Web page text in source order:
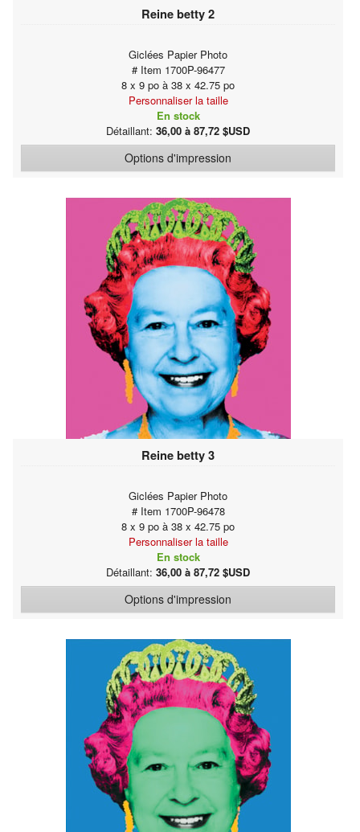
Reine betty 2
Giclées Papier Photo
# Item 1700P-96477
8 x 9 po à 38 x 42.75 po
Personnaliser la taille
En stock
Détaillant: 36,00 à 87,72 $USD
Options d'impression
Reine betty 3
Giclées Papier Photo
# Item 1700P-96478
8 x 9 po à 38 x 42.75 po
Personnaliser la taille
En stock
Détaillant: 36,00 à 87,72 $USD
Options d'impression